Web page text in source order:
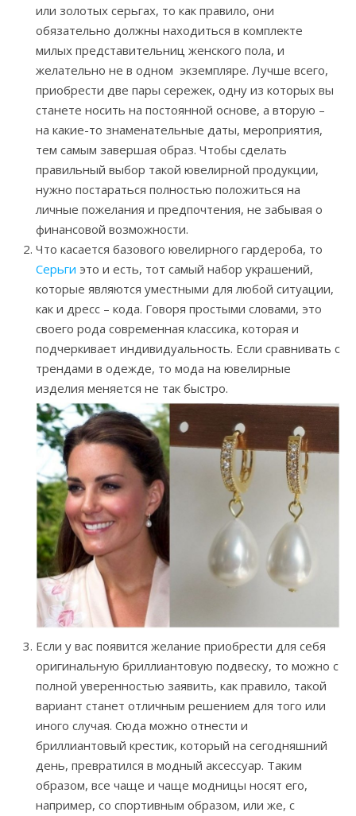
или золотых серьгах, то как правило, они
обязательно должны находиться в комплекте
милых представительниц женского пола, и
желательно не в одном экземпляре. Лучше всего,
приобрести две пары сережек, одну из которых вы
станете носить на постоянной основе, а вторую –
на какие-то знаменательные даты, мероприятия,
тем самым завершая образ. Чтобы сделать
правильный выбор такой ювелирной продукции,
нужно постараться полностью положиться на
личные пожелания и предпочтения, не забывая о
финансовой возможности.
Что касается базового ювелирного гардероба, то
Серьги это и есть, тот самый набор украшений,
которые являются уместными для любой ситуации,
как и дресс – кода. Говоря простыми словами, это
своего рода современная классика, которая и
подчеркивает индивидуальность. Если сравнивать с
трендами в одежде, то мода на ювелирные
изделия меняется не так быстро.
Если у вас появится желание приобрести для себя
оригинальную бриллиантовую подвеску, то можно с
полной уверенностью заявить, как правило, такой
вариант станет отличным решением для того или
иного случая. Сюда можно отнести и
бриллиантовый крестик, который на сегодняшний
день, превратился в модный аксессуар. Таким
образом, все чаще и чаще модницы носят его,
например, со спортивным образом, или же, с